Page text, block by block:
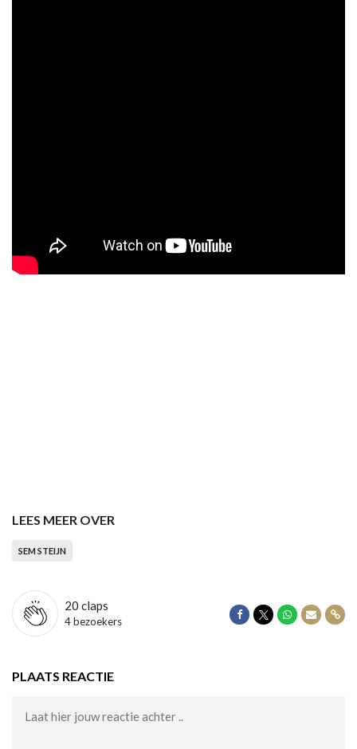
LEES MEER OVER
SEM STEIJN
20 claps
4 bezoekers
Delen op Facebook
Delen op Twitter
Delen op
Delen
PLAATS REACTIE